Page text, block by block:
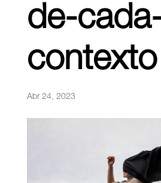
de-
contexto
Abr 24, 2023